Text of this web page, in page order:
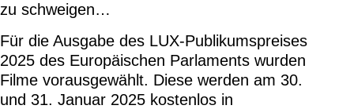
zu schweigen…
Für die Ausgabe des LUX-Publikumspreises
2025 des Europäischen Parlaments wurden
Filme vorausgewählt. Diese werden am 30.
und 31. Januar 2025 kostenlos in